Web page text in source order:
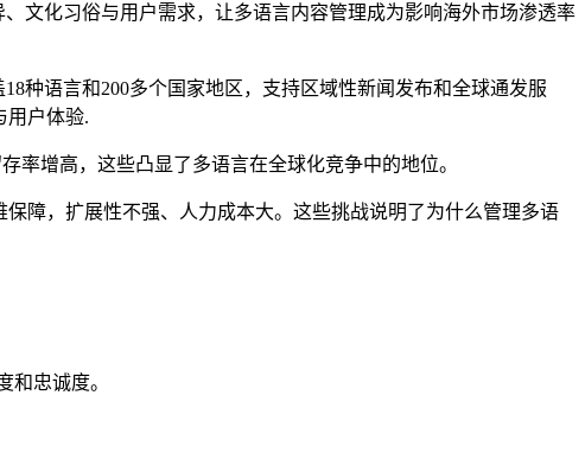
文化习俗与用户需求，让多语言内容管理成为影响海外市场渗透率
种语言和200多个国家地区，支持区域性新闻发布和全球通发服
用户体验.
率增高，这些凸显了多语言在全球化竞争中的地位。
障，扩展性不强、人力成本大。这些挑战说明了为什么管理多语
忠诚度。